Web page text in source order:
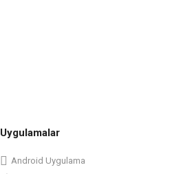
Uygulamalar
Android Uygulama